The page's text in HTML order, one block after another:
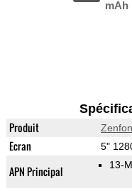
mAh
Produit
Ecran 5"
APN Principal 13-